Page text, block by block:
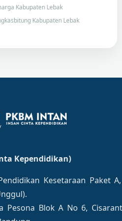
Kabupaten Lebak
Kabupaten Lebak
Kependidikan)
Kesetaraan Paket
Pesona Blok A No 6,